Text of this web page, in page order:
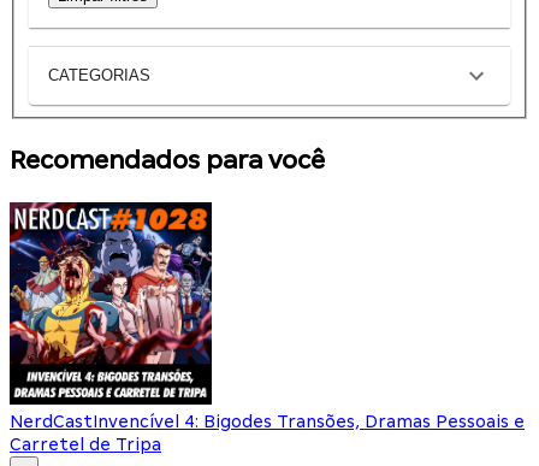
CATEGORIAS
Recomendados para você
NerdCastInvencível 4: Bigodes Transões, Dramas Pessoais e
Carretel de Tripa